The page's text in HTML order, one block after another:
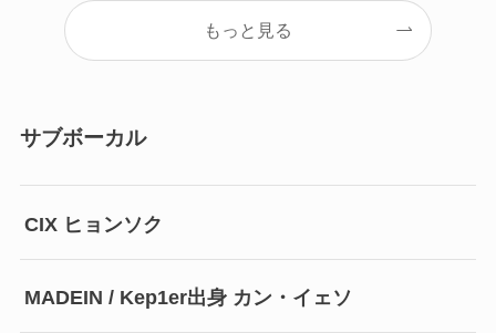
もっと見る
サブボーカル
CIX ヒョンソク
MADEIN / Kep1er出身 カン・イェソ